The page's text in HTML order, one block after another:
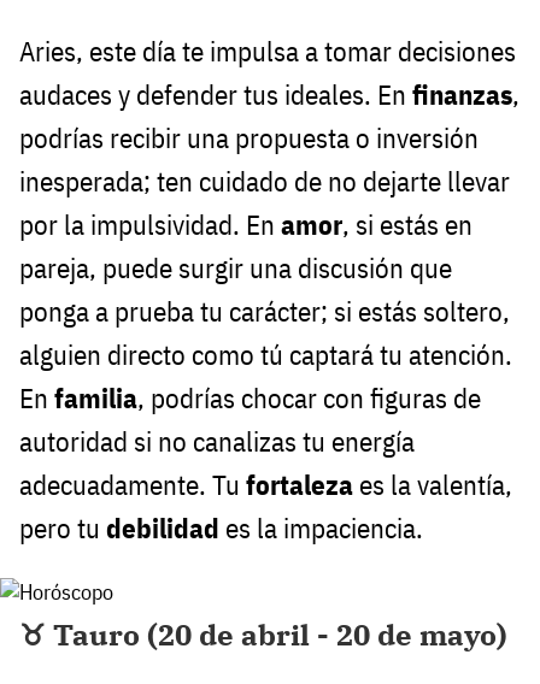
Aries, este día te impulsa a tomar decisiones
audaces y defender tus ideales. En finanzas,
podrías recibir una propuesta o inversión
inesperada; ten cuidado de no dejarte llevar
por la impulsividad. En amor, si estás en
pareja, puede surgir una discusión que
ponga a prueba tu carácter; si estás soltero,
alguien directo como tú captará tu atención.
En familia, podrías chocar con figuras de
autoridad si no canalizas tu energía
adecuadamente. Tu fortaleza es la valentía,
pero tu debilidad es la impaciencia.
♉ Tauro (20 de abril - 20 de mayo)